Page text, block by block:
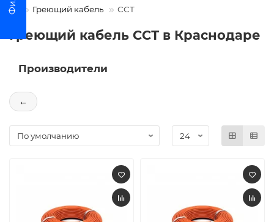
Греющий кабель ССТ
Греющий кабель ССТ в Краснодаре
Производители
←